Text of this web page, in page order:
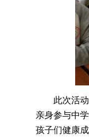
此次活
亲身参与中
孩子们健康